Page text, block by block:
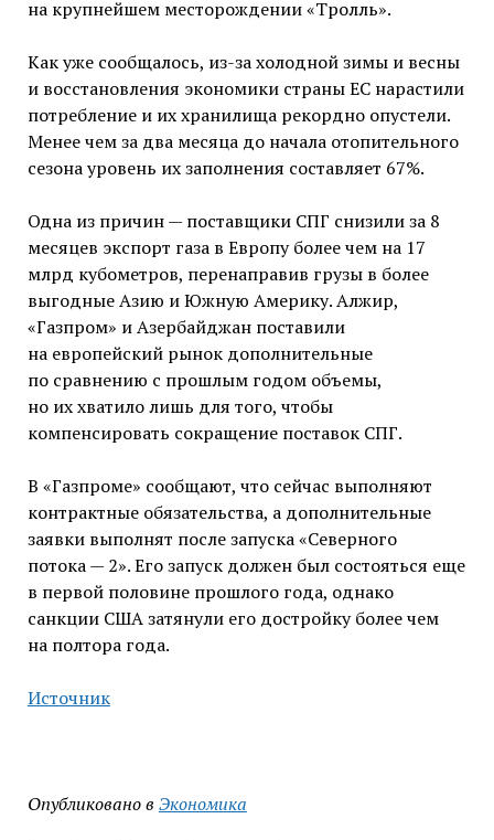
на крупнейшем месторождении «Тролль».
Как уже сообщалось, из-за холодной зимы и весны
и восстановления экономики страны ЕС нарастили
потребление и их хранилища рекордно опустели.
Менее чем за два месяца до начала отопительного
сезона уровень их заполнения составляет 67%.
Одна из причин — поставщики СПГ снизили за 8
месяцев экспорт газа в Европу более чем на 17
млрд кубометров, перенаправив грузы в более
выгодные Азию и Южную Америку. Алжир,
«Газпром» и Азербайджан поставили
на европейский рынок дополнительные
по сравнению с прошлым годом объемы,
но их хватило лишь для того, чтобы
компенсировать сокращение поставок СПГ.
В «Газпроме» сообщают, что сейчас выполняют
контрактные обязательства, а дополнительные
заявки выполнят после запуска «Северного
потока — 2». Его запуск должен был состояться еще
в первой половине прошлого года, однако
санкции США затянули его достройку более чем
на полтора года.
Источник
Опубликовано в Экономика